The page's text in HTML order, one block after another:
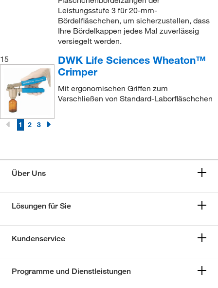
Leistungsstufe 3 für 20-mm-
Bördelfläschchen, um sicherzustellen, dass
Ihre Bördelkappen jedes Mal zuverlässig
versiegelt werden.
15
DWK Life Sciences Wheaton™
Crimper
Mit ergonomischen Griffen zum
Verschließen von Standard-Laborfläschchen
1 2 3
Über Uns
Lösungen für Sie
Kundenservice
Programme und Dienstleistungen